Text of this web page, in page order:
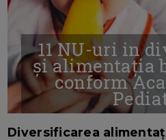
11 NU-uri in
și alimentația
conform
Diversificarea